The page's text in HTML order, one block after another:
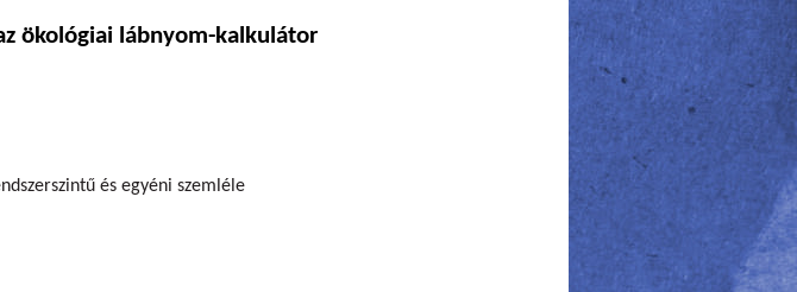
ökológiai lábnyom-kalkulátor
és egyéni szemléle